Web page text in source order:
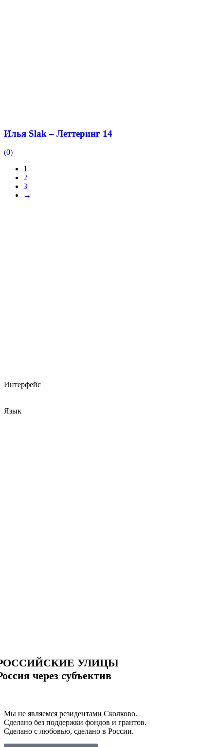
Илья Slak – Леттеринг 14
(0)
1
2
3
→
Интерфейс
Язык
УЛИЦЫ
через субъектив
Мы не являемся резидентами Сколково.
Сделано без поддержки фондов и грантов.
Сделано с любовью, сделано в России.